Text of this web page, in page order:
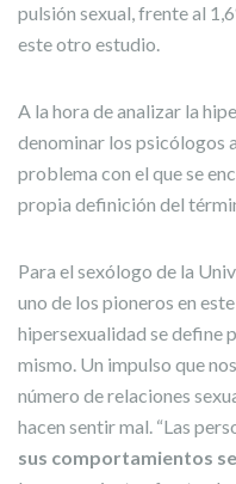
pulsión sexual, frente al
este otro estudio.
A la hora de analizar la
denominar los psicólogos
problema con el que se
propia definición del
Para el sexólogo de la
uno de los pioneros en
hipersexualidad se define
mismo. Un impulso que
número de relaciones
hacen sentir mal. “Las
sus comportamientos